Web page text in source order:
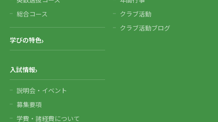
総合コース
学びの特色
クラブ活動
クラブ活動ブログ
入試情報
説明会・イベント
募集要項
学費・諸経費について